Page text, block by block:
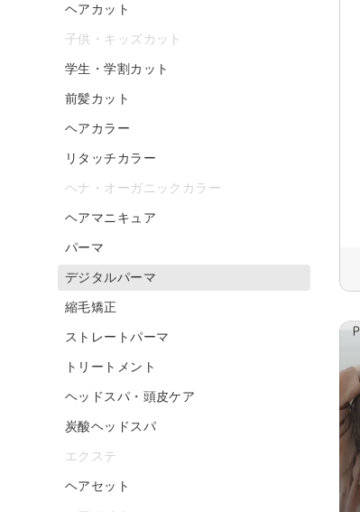
ヘアカット
子供・キッズカット
学生・学割カット
前髪カット
ヘアカラー
リタッチカラー
ヘナ・オーガニックカラー
ヘアマニキュア
パーマ
デジタルパーマ
縮毛矯正
ストレートパーマ
トリートメント
ヘッドスパ・頭皮ケア
炭酸ヘッドスパ
エクステ
ヘアセット